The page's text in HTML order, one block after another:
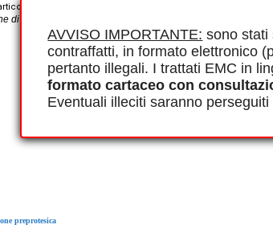
AVVISO IMPORTANTE: sono stati
contraffatti, in formato elettronico
pertanto illegali. I trattati EMC in
formato cartaceo con
Eventuali illeciti saranno
è disponibile in PDF.
di arto superiore, Protesi mioelettrica, Rieducazione,
preprotesica